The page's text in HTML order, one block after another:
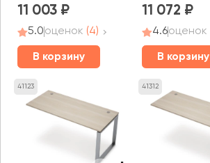
11 003
5.0оценок (4)
В корзину
11 072
4.6оценок
В корзину
41123 41312